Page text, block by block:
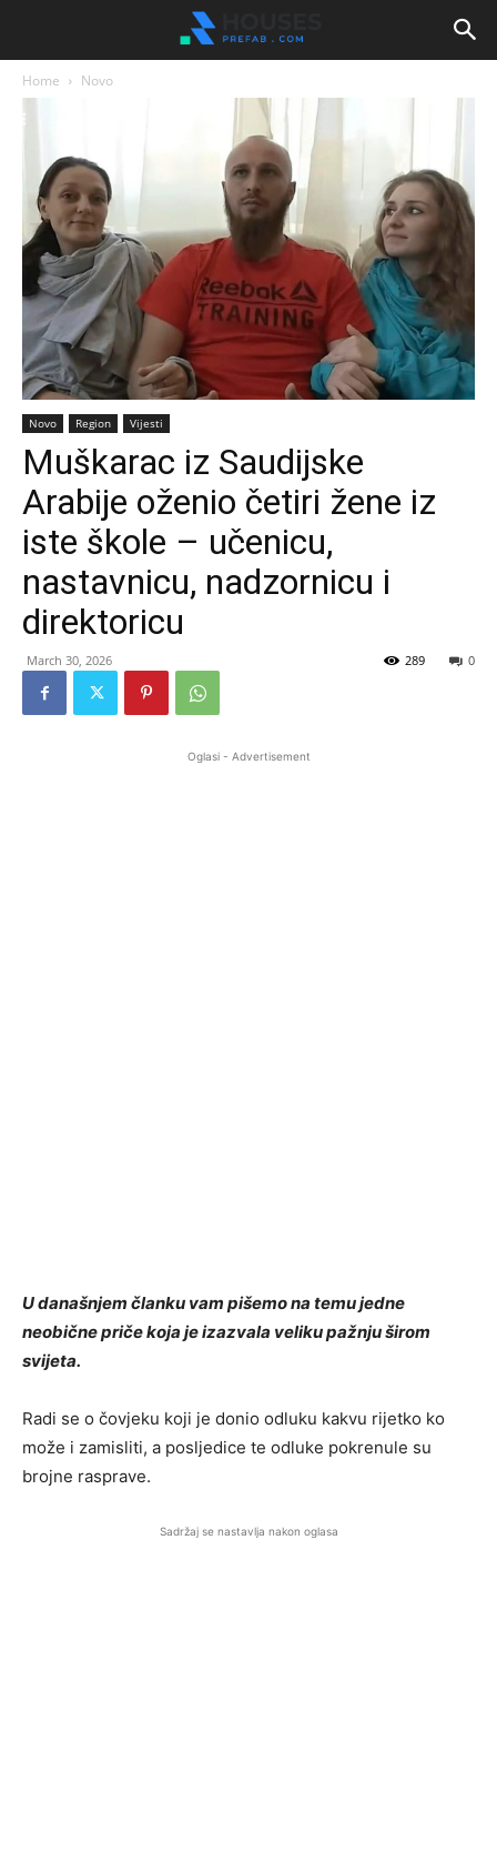
Home Novo
Novo Region Vijesti
Muškarac iz Saudijske
Arabije oženio četiri žene iz
iste škole – učenicu,
nastavnicu, nadzornicu i
direktoricu
March 30, 2026 0
289
Oglasi - Advertisement
U današnjem članku vam pišemo na temu jedne
neobične priče koja je izazvala veliku pažnju širom
svijeta.
Radi se o čovjeku koji je donio odluku kakvu rijetko ko
može i zamisliti, a posljedice te odluke pokrenule su
brojne rasprave.
Sadržaj se nastavlja nakon oglasa